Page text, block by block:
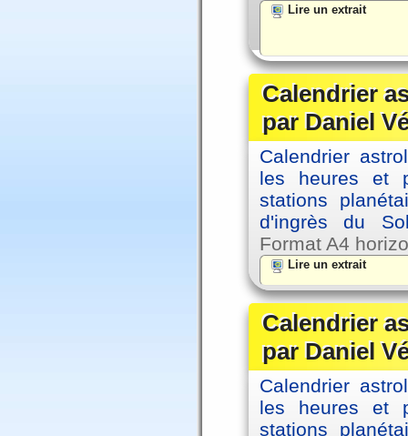
Lire un extrait
Calendrier
par Daniel
Calendrier
les heures et
stations
d'ingrès du
Format A4
Lire un extrait
Calendrier
par Daniel
Calendrier
les heures et
stations